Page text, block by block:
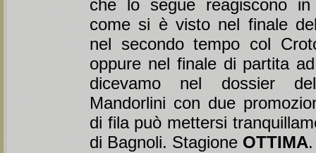
che lo segue reagiscono
come si è visto nel finale
nel secondo tempo col
oppure nel finale di partita
dicevamo nel dossier
Mandorlini con due
di fila può mettersi
di Bagnoli. Stagione OTTIMA.